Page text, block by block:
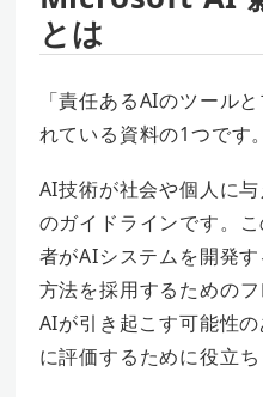
とは
「責任あるAIのツール
れている資料の1つです。
AI技術が社会や個人に
のガイドラインです。
者がAIシステムを開発
方法を採用するためのフ
AIが引き起こす可能性
に評価するために役立ち